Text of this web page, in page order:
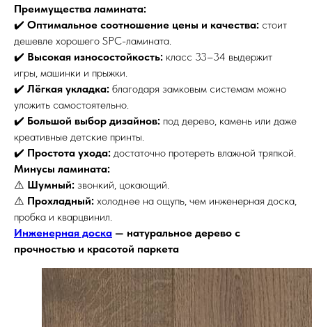
Преимущества ламината:
✔️ Оптимальное соотношение цены и качества: стоит
дешевле хорошего SPC-ламината.
✔️ Высокая износостойкость: класс 33–34 выдержит
игры, машинки и прыжки.
✔️ Лёгкая укладка: благодаря замковым системам можно
уложить самостоятельно.
✔️ Большой выбор дизайнов: под дерево, камень или даже
креативные детские принты.
✔️ Простота ухода: достаточно протереть влажной тряпкой.
Минусы ламината:
⚠️ Шумный: звонкий, цокающий.
⚠️ Прохладный: холоднее на ощупь, чем инженерная доска,
пробка и кварцвинил.
Инженерная доска — натуральное дерево с
прочностью и красотой паркета